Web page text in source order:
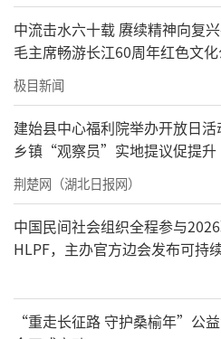
中流击水六十载 赓续精神向复
毛主席畅游长江60周年红色文
在武汉举办
极目新闻
建始县中心福利院举办开放日活
乡镇“观察员”实地提议促提升
荆楚网（湖北日报网）
中国民间社会组织全程参与
HLPF，主办官方边会发布可持
“重走长征路 守护桑榆年”公